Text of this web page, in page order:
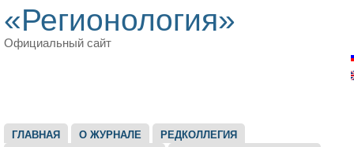
«Регионология»
Официальный сайт
ГЛАВНОЕ МЕНЮ
ГЛАВНАЯ О ЖУРНАЛЕ
РЕДКОЛЛЕГИЯ